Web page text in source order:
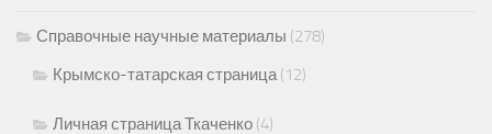
Справочные научные материалы (278)
Крымско-татарская страница(12)
Личная страница Ткаченко (4)